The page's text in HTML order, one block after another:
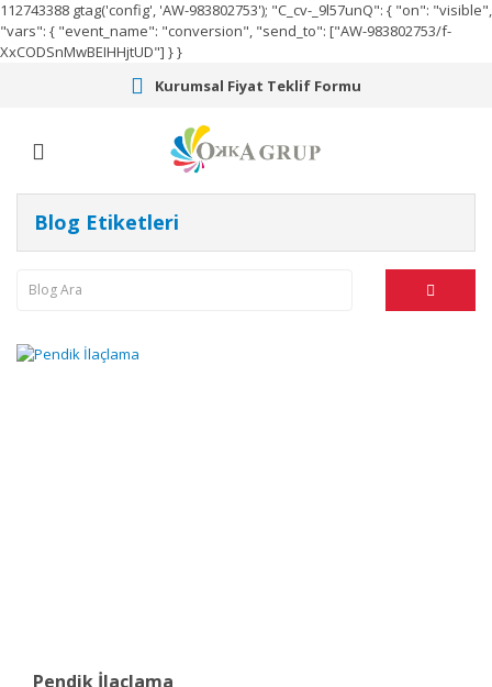
112743388 gtag('config', 'AW-983802753'); "C_cv-_9l57unQ": { "on": "visible",
"vars": { "event_name": "conversion", "send_to": ["AW-983802753/f-
XxCODSnMwBEIHHjtUD"] } }
Kurumsal Fiyat Teklif Formu
Blog Etiketleri
Pendik İlaçlama